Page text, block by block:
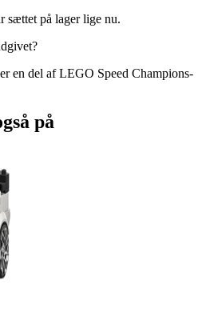
sættet på lager lige nu.
en del af LEGO Speed Champions-
på